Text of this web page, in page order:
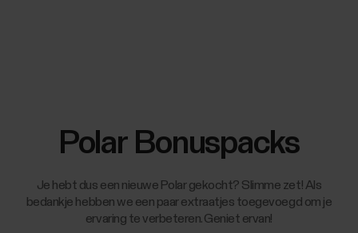
Polar Bonuspacks
Je hebt dus een nieuwe Polar gekocht? Slimme zet! Als
bedankje hebben we een paar extraatjes toegevoegd om je
ervaring te verbeteren. Geniet ervan!